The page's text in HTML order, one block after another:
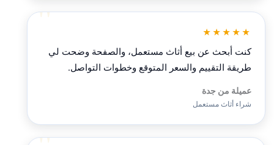
★★★★★
كنت أبحث عن بيع أثاث مستعمل، والصفحة وضحت لي
طريقة التقييم والسعر المتوقع وخطوات التواصل.
عميلة من جدة
شراء أثاث مستعمل